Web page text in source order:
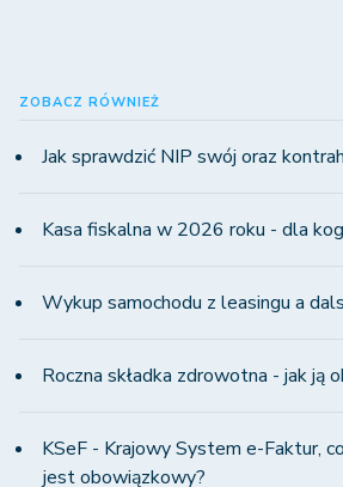
ZOBACZ RÓWNIEŻ
Jak sprawdzić NIP swój oraz
Kasa fiskalna w 2026 roku - dla
Wykup samochodu z leasingu a
Roczna składka zdrowotna - jak ją
KSeF - Krajowy System e-Faktur,
jest obowiązkowy?